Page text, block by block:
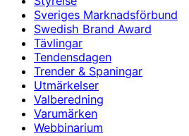
Sveriges Marknadsförbund
Swedish Brand Award
Tävlingar
Tendensdagen
Trender & Spaningar
Utmärkelser
Valberedning
Varumärken
Webbinarium